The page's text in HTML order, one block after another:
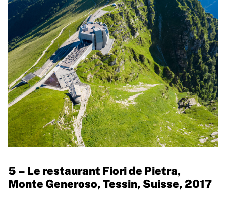
5 – Le restaurant Fiori de Pietra,
Monte Generoso, Tessin, Suisse, 2017